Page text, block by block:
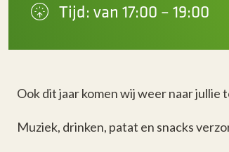
Tijd: van 17:00 – 19:00
Ook dit jaar komen wij weer naar
Muziek, drinken, patat en snacks